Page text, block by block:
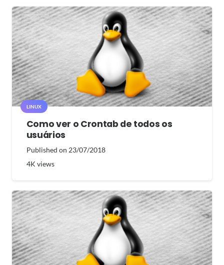
LINUX
Como ver o Crontab de todos os
usuários
Published on 23/07/2018
4K views